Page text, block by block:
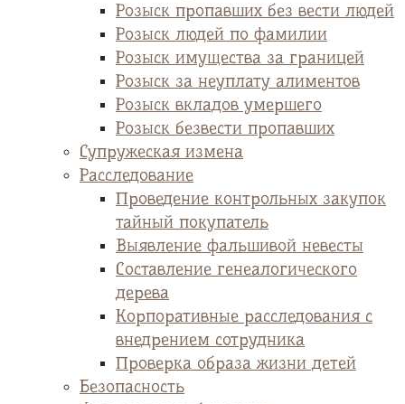
Розыск пропавших без вести людей
Розыск людей по фамилии
Розыск имущества за границей
Розыск за неуплату алиментов
Розыск вкладов умершего
Розыск безвести пропавших
Супружеская измена
Расследование
Проведение контрольных закупок
тайный покупатель
Выявление фальшивой невесты
Cоставление генеалогического
дерева
Корпоративные расследования с
внедрением сотрудника
Проверка образа жизни детей
Безопасность